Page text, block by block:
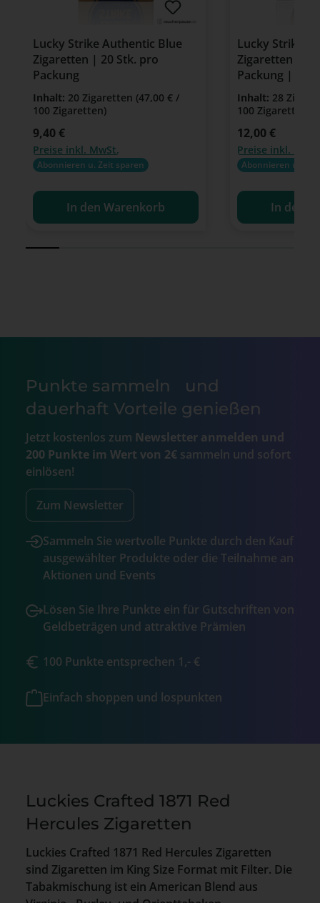
Lucky Strike Authentic Blue
Zigaretten | 20 Stk. pro
Packung
Inhalt: 20 Zigaretten (47,00 € /
100 Zigaretten)
Regulärer Preis:
9,40 €
Preise inkl. MwSt.
Abonnieren u. Zeit sparen
In den Warenkorb
Lucky Strike
Zigaretten |
Packung |
Inhalt: 28
100 Zigaretten)
Regulärer Preis:
12,00 €
Preise inkl.
Abonnieren u.
In den
Punkte sammeln und
dauerhaft Vorteile genießen
Jetzt kostenlos zum Newsletter anmelden und
200 Punkte im Wert von 2€ sammeln und sofort
einlösen!
Zum Newsletter
Sammeln Sie wertvolle Punkte durch den Kauf
ausgewählter Produkte oder die Teilnahme an
Aktionen und Events
Lösen Sie Ihre Punkte ein für Gutschriften von
Geldbeträgen und attraktive Prämien
100 Punkte entsprechen 1,- €
Einfach shoppen und lospunkten
Luckies Crafted 1871 Red
Hercules Zigaretten
Luckies Crafted 1871 Red Hercules Zigaretten
sind Zigaretten im King Size Format mit Filter. Die
Tabakmischung ist ein American Blend aus